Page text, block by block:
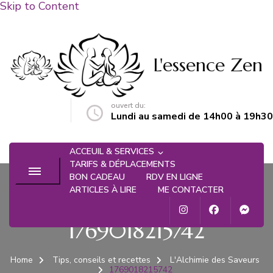
Skip to Content
L'essence Zen
ouvert du:
Lundi au samedi de 14h00 à 19h30
ACCEUIL & SERVICES
TARIFS & DÉPLACEMENTS
BON CADEAU
RDV EN LIGNE
ARTICLES À LIRE
ME CONTACTER
1769018215742
Home Tips, conseils et recettes
L'Alchimie des Saveurs
1769018215742